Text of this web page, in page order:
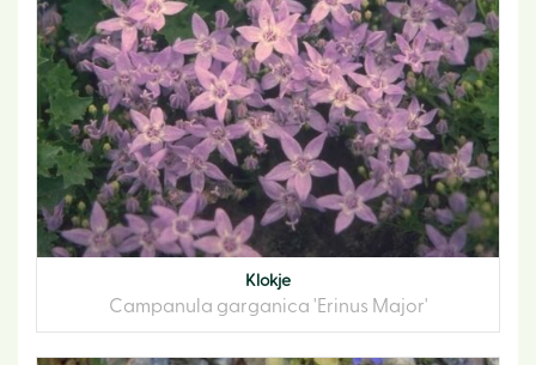
Klokje
Campanula garganica 'Erinus Major'